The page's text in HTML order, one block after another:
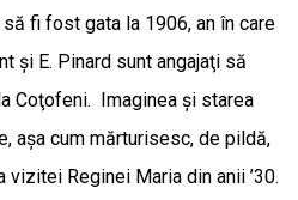
fi fost gata la 1906, an în care
şi E. Pinard sunt angajaţi să
Coţofeni. Imaginea şi starea
aşa cum mărturisesc, de pildă,
Reginei Maria din anii ’30.